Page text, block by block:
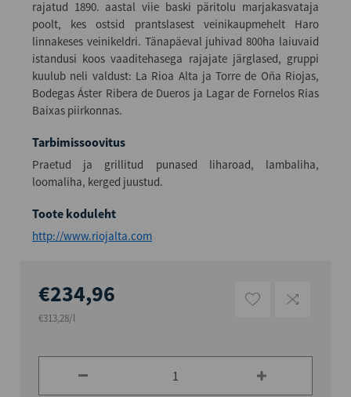
rajatud 1890. aastal viie baski päritolu marjakasvataja
poolt, kes ostsid prantslasest veinikaupmehelt Haro
linnakeses veinikeldri. Tänapäeval juhivad 800ha laiuvaid
istandusi koos vaaditehasega rajajate järglased, gruppi
kuulub neli valdust: La Rioa Alta ja Torre de Oña Riojas,
Bodegas Áster Ribera de Dueros ja Lagar de Fornelos Rías
Baixas piirkonnas.
Tarbimissoovitus
Praetud ja grillitud punased liharoad, lambaliha,
loomaliha, kerged juustud.
Toote koduleht
http://www.riojalta.com
€234,96
€313,28/l